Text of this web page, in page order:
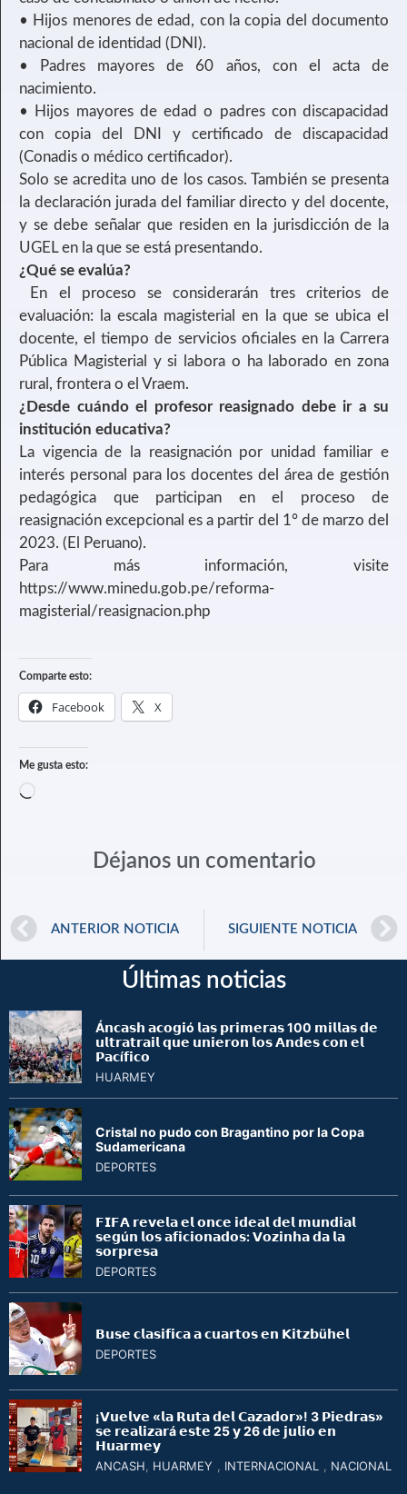
• Hijos menores de edad, con la copia del documento
nacional de identidad (DNI).
• Padres mayores de 60 años, con el acta de
nacimiento.
• Hijos mayores de edad o padres con discapacidad
con copia del DNI y certificado de discapacidad
(Conadis o médico certificador).
Solo se acredita uno de los casos. También se presenta
la declaración jurada del familiar directo y del docente,
y se debe señalar que residen en la jurisdicción de la
UGEL en la que se está presentando.
¿Qué se evalúa?
En el proceso se considerarán tres criterios de
evaluación: la escala magisterial en la que se ubica el
docente, el tiempo de servicios oficiales en la Carrera
Pública Magisterial y si labora o ha laborado en zona
rural, frontera o el Vraem.
¿Desde cuándo el profesor reasignado debe ir a su
institución educativa?
La vigencia de la reasignación por unidad familiar e
interés personal para los docentes del área de gestión
pedagógica que participan en el proceso de
reasignación excepcional es a partir del 1° de marzo del
2023. (El Peruano).
Para más información, visite
https://www.minedu.gob.pe/reforma-
magisterial/reasignacion.php
Comparte esto:
Facebook X
Me gusta esto:
Déjanos un comentario
ANTERIOR NOTICIA SIGUIENTE NOTICIA
Últimas noticias
Á𝗻𝗰𝗮𝘀𝗵 𝗮𝗰𝗼𝗴𝗶ó 𝗹𝗮𝘀 𝗽𝗿𝗶𝗺𝗲𝗿𝗮𝘀 100 𝗺𝗶𝗹𝗹𝗮𝘀 𝗱𝗲
𝘂𝗹𝘁𝗿𝗮𝘁𝗿𝗮𝗶𝗹 𝗾𝘂𝗲 𝘂𝗻𝗶𝗲𝗿𝗼𝗻 𝗹𝗼𝘀 𝗔𝗻𝗱𝗲𝘀 𝗰𝗼𝗻 𝗲𝗹
𝗣𝗮𝗰í𝗳𝗶𝗰𝗼
HUARMEY
Cristal no pudo con Bragantino por la Copa
Sudamericana
DEPORTES
𝗙𝗜𝗙𝗔 𝗿𝗲𝘃𝗲𝗹𝗮 𝗲𝗹 𝗼𝗻𝗰𝗲 𝗶𝗱𝗲𝗮𝗹 𝗱𝗲𝗹 𝗺𝘂𝗻𝗱𝗶𝗮𝗹
𝘀𝗲𝗴ú𝗻 𝗹𝗼𝘀 𝗮𝗳𝗶𝗰𝗶𝗼𝗻𝗮𝗱𝗼𝘀: 𝗩𝗼𝘇𝗶𝗻𝗵𝗮 𝗱𝗮 𝗹𝗮
𝘀𝗼𝗿𝗽𝗿𝗲𝘀𝗮
DEPORTES
𝗕𝘂𝘀𝗲 𝗰𝗹𝗮𝘀𝗶𝗳𝗶𝗰𝗮 𝗮 𝗰𝘂𝗮𝗿𝘁𝗼𝘀 𝗲𝗻 𝗞𝗶𝘁𝘇𝗯ü𝗵𝗲𝗹
DEPORTES
¡𝗩𝘂𝗲𝗹𝘃𝗲 «𝗹𝗮 𝗥𝘂𝘁𝗮 𝗱𝗲𝗹 𝗖𝗮𝘇𝗮𝗱𝗼𝗿»! 3 𝗣𝗶𝗲𝗱𝗿𝗮𝘀»
𝘀𝗲 𝗿𝗲𝗮𝗹𝗶𝘇𝗮𝗿á 𝗲𝘀𝘁𝗲 25 𝘆 26 𝗱𝗲 𝗷𝘂𝗹𝗶𝗼 𝗲𝗻
𝗛𝘂𝗮𝗿𝗺𝗲𝘆
ANCASH HUARMEY INTERNACIONAL NACIONAL